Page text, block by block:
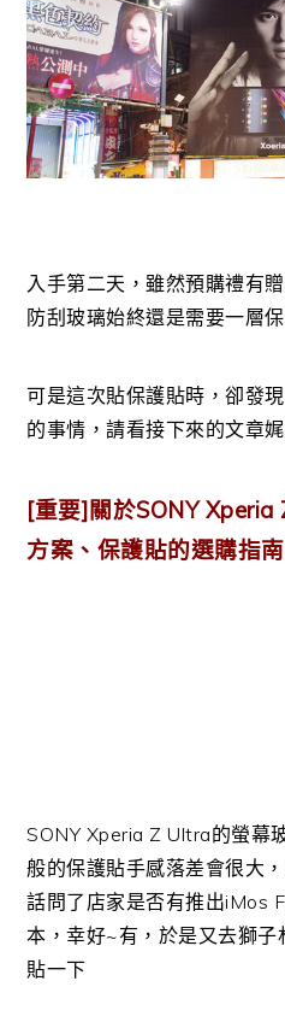
入手第二天，雖然預購禮有
防刮玻璃始終還是需要一層
可是這次貼保護貼時，卻發
的事情，請看接下來的文章
[重要]關於SONY
方案、保護貼的選購指南
SONY Xperia Z Ultra的螢幕
般的保護貼手感落差會很大
話問了店家是否有推出iMos
本，幸好~有，於是又去獅
貼一下